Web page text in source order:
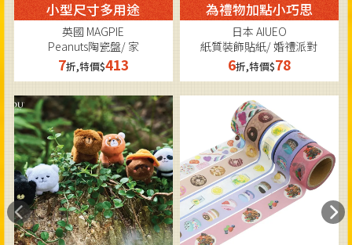
小型尺寸多用途
英國 MAGPIE
Peanuts陶瓷盤/ 家
7折,特價$413
為禮物加點小巧思
日本 AIUEO
紙質裝飾貼紙/ 婚禮派對
6折,特價$78